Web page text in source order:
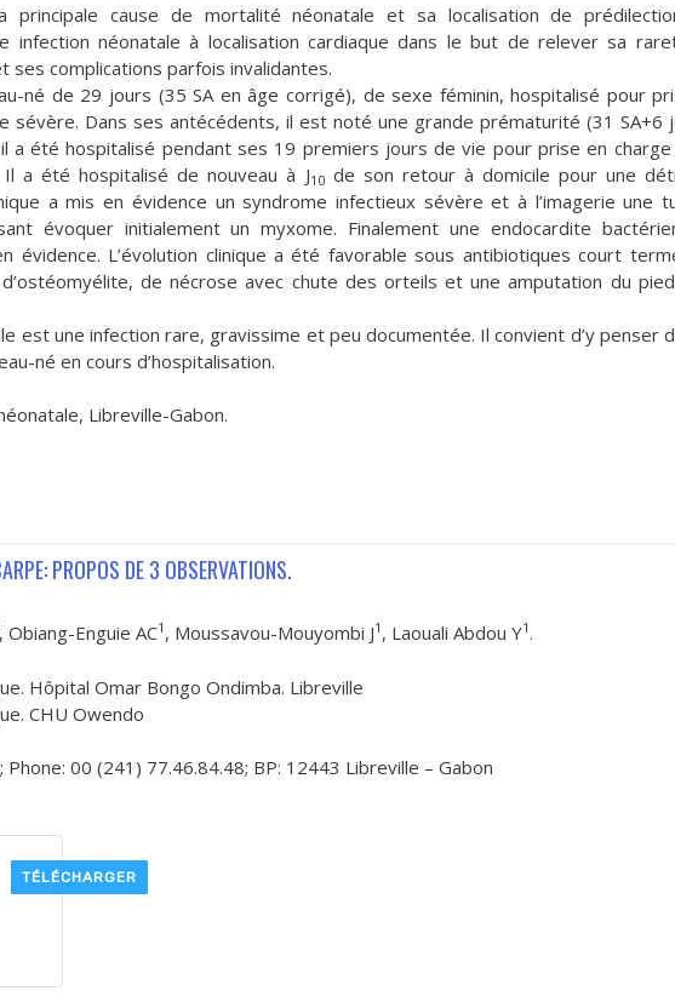
principale cause de mortalité néonatale et sa localisation de
infection néonatale à localisation cardiaque dans le but de relever sa
ses complications parfois invalidantes.
né de 29 jours (35 SA en âge corrigé), de sexe féminin, hospitalisé pour
sévère. Dans ses antécédents, il est noté une grande prématurité (31 SA+6
a été hospitalisé pendant ses 19 premiers jours de vie pour prise en charge
a été hospitalisé de nouveau à J10de son retour à domicile pour une
a mis en évidence un syndrome infectieux sévère et à l’imagerie une
évoquer initialement un myxome. Finalement une endocardite
évidence. L’évolution clinique a été favorable sous antibiotiques court
de nécrose avec chute des orteils et une amputation du
est une infection rare, gravissime et peu documentée. Il convient d’y penser
né en cours d’hospitalisation.
Libreville-Gabon.
PROPOS DE 3 OBSERVATIONS.
, Obiang-Enguie AC1 , Moussavou-Mouyombi J1 , Laouali Abdou Y1.
Hôpital Omar Bongo Ondimba. Libreville
CHU Owendo
Phone: 00 (241) 77.46.84.48; BP: 12443 Libreville – Gabon
TÉLÉCHARGER